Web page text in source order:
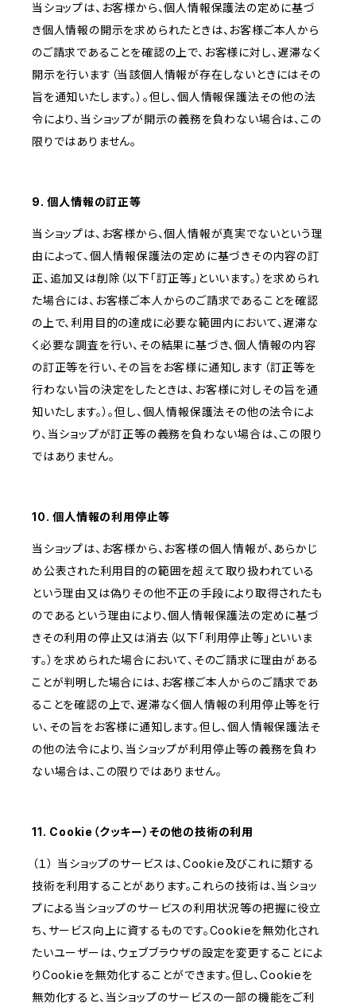
当ショップは、お客様から、個人情報保護法の定めに基づ
き個人情報の開示を求められたときは、お客様ご本人から
のご請求であることを確認の上で、お客様に対し、遅滞なく
開示を行います（当該個人情報が存在しないときにはその
旨を通知いたします。）。但し、個人情報保護法その他の法
令により、当ショップが開示の義務を負わない場合は、この
限りではありません。
9. 個人情報の訂正等
当ショップは、お客様から、個人情報が真実でないという理
由によって、個人情報保護法の定めに基づきその内容の訂
正、追加又は削除（以下「訂正等」といいます。）を求められ
た場合には、お客様ご本人からのご請求であることを確認
の上で、利用目的の達成に必要な範囲内において、遅滞な
く必要な調査を行い、その結果に基づき、個人情報の内容
の訂正等を行い、その旨をお客様に通知します（訂正等を
行わない旨の決定をしたときは、お客様に対しその旨を通
知いたします。）。但し、個人情報保護法その他の法令によ
り、当ショップが訂正等の義務を負わない場合は、この限り
ではありません。
10. 個人情報の利用停止等
当ショップは、お客様から、お客様の個人情報が、あらかじ
め公表された利用目的の範囲を超えて取り扱われている
という理由又は偽りその他不正の手段により取得されたも
のであるという理由により、個人情報保護法の定めに基づ
きその利用の停止又は消去（以下「利用停止等」といいま
す。）を求められた場合において、そのご請求に理由がある
ことが判明した場合には、お客様ご本人からのご請求であ
ることを確認の上で、遅滞なく個人情報の利用停止等を行
い、その旨をお客様に通知します。但し、個人情報保護法そ
の他の法令により、当ショップが利用停止等の義務を負わ
ない場合は、この限りではありません。
11. Cookie（クッキー）その他の技術の利用
（１） 当ショップのサービスは、Cookie及びこれに類する
技術を利用することがあります。これらの技術は、当ショッ
プによる当ショップのサービスの利用状況等の把握に役立
ち、サービス向上に資するものです。Cookieを無効化され
たいユーザーは、ウェブブラウザの設定を変更することによ
りCookieを無効化することができます。但し、Cookieを
無効化すると、当ショップのサービスの一部の機能をご利